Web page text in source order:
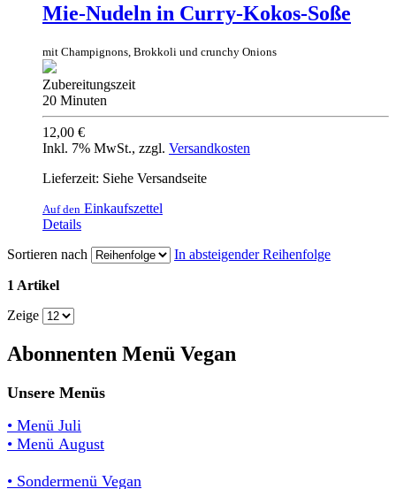
Mie-Nudeln in Curry-Kokos-Soße
mit Champignons, Brokkoli und crunchy Onions
Zubereitungszeit
20 Minuten
12,00 €
Inkl. 7% MwSt., zzgl. Versandkosten
Lieferzeit: Siehe Versandseite
Auf den Einkaufszettel
Details
Sortieren nach
In absteigender Reihenfolge
1 Artikel
Zeige
Abonnenten Menü Vegan
Unsere Menüs
• Menü Juli
• Menü August
• Sondermenü Vegan